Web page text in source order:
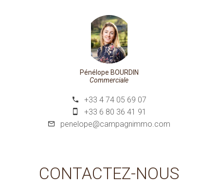
Pénélope BOURDIN
Commerciale
+33 4 74 05 69 07
+33 6 80 36 41 91
penelope@campagnimmo.com
CONTACTEZ-NOUS